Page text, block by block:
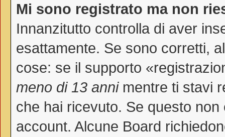
Mi sono registrato ma non
Innanzitutto controlla di aver
esattamente. Se sono corretti,
cose: se il supporto
meno di 13 annimentre ti stavi
che hai ricevuto. Se questo
account. Alcune Board